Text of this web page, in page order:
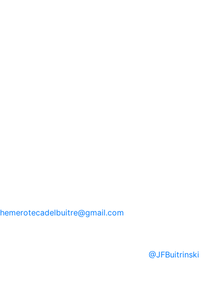
hemerotecadelbuitre@gmail.com
@JFBuitrinski